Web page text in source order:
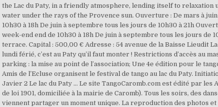
the Lac du Paty, in a friendly atmosphere, lending itself to relaxation
water under the rays of the Provence sun. Ouverture : De mars à
10h30 à 18h De juin à septembre tous les jours de 10h30 à 21h
week-end end de 10h30 à 18h De juin à septembre tous les jours de
terrace. Capital : 500,00 € Adresse : 54 avenue de la Baisse Lieudit
lundi férié, c’est au Paty qu’il faut monter ! Restrictions d’accès au
parking : la mise au point de l’association; Une 4e édition pour le
Amis de l’Ecluse organisent le festival de tango au lac du Paty.
Javier 2 Le lac du Paty … Le site TangoCaromb.com est édité par les
de loi 1901, domiciliée à la mairie de Caromb). Tous les soirs, des
viennent partager un moment unique. La reproduction des photos